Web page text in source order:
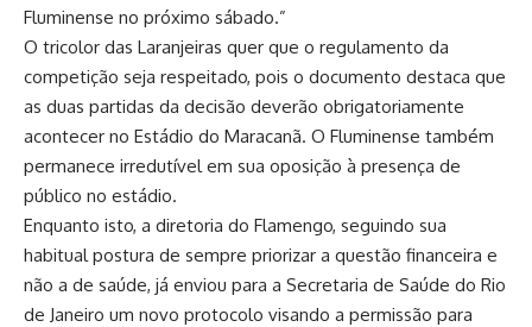
Fluminense no próximo sábado.”
O tricolor das Laranjeiras quer que o regulamento da
competição seja respeitado, pois o documento destaca que
as duas partidas da decisão deverão obrigatoriamente
acontecer no Estádio do Maracanã. O Fluminense também
permanece irredutível em sua oposição à presença de
público no estádio.
Enquanto isto, a diretoria do Flamengo, seguindo sua
habitual postura de sempre priorizar a questão financeira e
não a de saúde, já enviou para a Secretaria de Saúde do Rio
de Janeiro um novo protocolo visando a permissão para